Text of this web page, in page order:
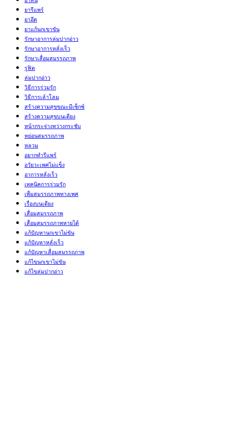
ยารีแพร์
ยาอึด
ยาแก้นกเขาขัน
รักษาอาการล่มปากอ่าว
รักษาอาการหลั่งเร็ว
รักษาเสื่อมสมรรถภาพ
รูฟิต
ล่มปากอ่าว
วิธีการร่วมรัก
วิธีการเล้าโลม
สร้างความสุขขณะมีเซ็กซ์
สร้างความสุขบนเตียง
หน้ากระจ่างหว่างกระชับ
หย่อนสมรรถภาพ
หลวม
อยากทำรีแพร์
อวัยวะเพศไม่แข็ง
อาการหลั่งเร็ว
เทคนิคการร่วมรัก
เพื่มสมรรถภาพทางเพศ
เรื่องบนเตียง
เสื่อมสมรรถภาพ
เสื่อมสมรรถภาพหายได้
แก้ปัญหานกเขาไม่ขัน
แก้ปัญหาหลั่งเร็ว
แก้ปัญหาเสื่่อมสมรรถภาพ
แก้ไขนกเขาไม่ขัน
แก้ไขล่มปากอ่าว